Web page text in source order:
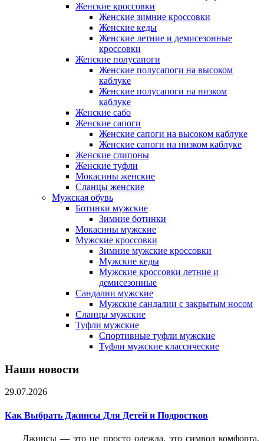
Женские кроссовки
Женские зимние кроссовки
Женские кеды
Женские летние и демисезонные
кроссовки
Женские полусапоги
Женские полусапоги на высоком
каблуке
Женские полусапоги на низком
каблуке
Женские сабо
Женские сапоги
Женские сапоги на высоком каблуке
Женские сапоги на низком каблуке
Женские слипоны
Женские туфли
Мокасины женские
Сланцы женские
Мужская обувь
Ботинки мужские
Зимние ботинки
Мокасины мужские
Мужские кроссовки
Зимние мужские кроссовки
Мужские кеды
Мужские кроссовки летние и
демисезонные
Сандалии мужские
Мужские сандалии с закрытым носом
Сланцы мужские
Туфли мужские
Спортивные туфли мужские
Туфли мужские классические
Наши новости
29.07.2026
Как Выбрать Джинсы Для Детей и Подростков
Джинсы — это не просто одежда, это символ комфорта,